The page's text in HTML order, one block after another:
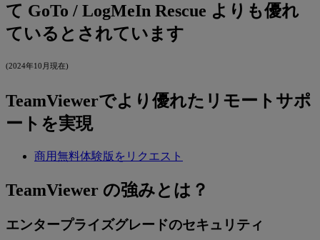
て GoTo / LogMeIn Rescue よりも優れ
ているとされています
(2024年10月現在)
TeamViewerでより優れたリモートサポ
ートを実現
商用無料体験版をリクエスト
TeamViewer の強みとは？
エンタープライズグレードのセキュリティ